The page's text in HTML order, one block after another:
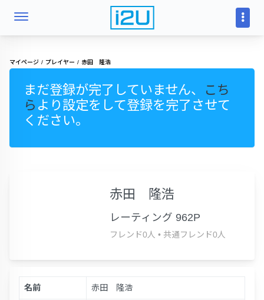
マイページ プレイヤー 赤田 隆浩
まだ登録が完了していません、
こち
ら より設定をして登録を完了させて
ください。
赤田 隆浩
レーティング 962P
フレンド0人 • 共通フレンド0人
名前 赤田 隆浩